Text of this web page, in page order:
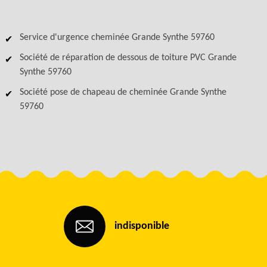
Service d'urgence cheminée Grande Synthe 59760
Société de réparation de dessous de toiture PVC Grande
Synthe 59760
Société pose de chapeau de cheminée Grande Synthe
59760
indisponible